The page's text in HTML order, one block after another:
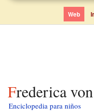
Web
Frederica
Enciclopedia para niños